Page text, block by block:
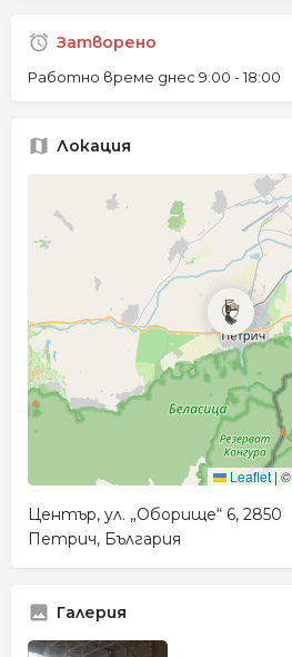
Затворено
Работно време днес 9:00 - 18:00
Локация
Leaflet | ©
Център, ул. „Оборище“ 6, 2850
Петрич, България
Галерия